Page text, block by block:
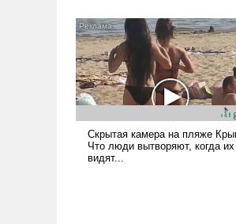
псевдонаучной фантастики,
стало всерьез обсуждаемой
идеей.